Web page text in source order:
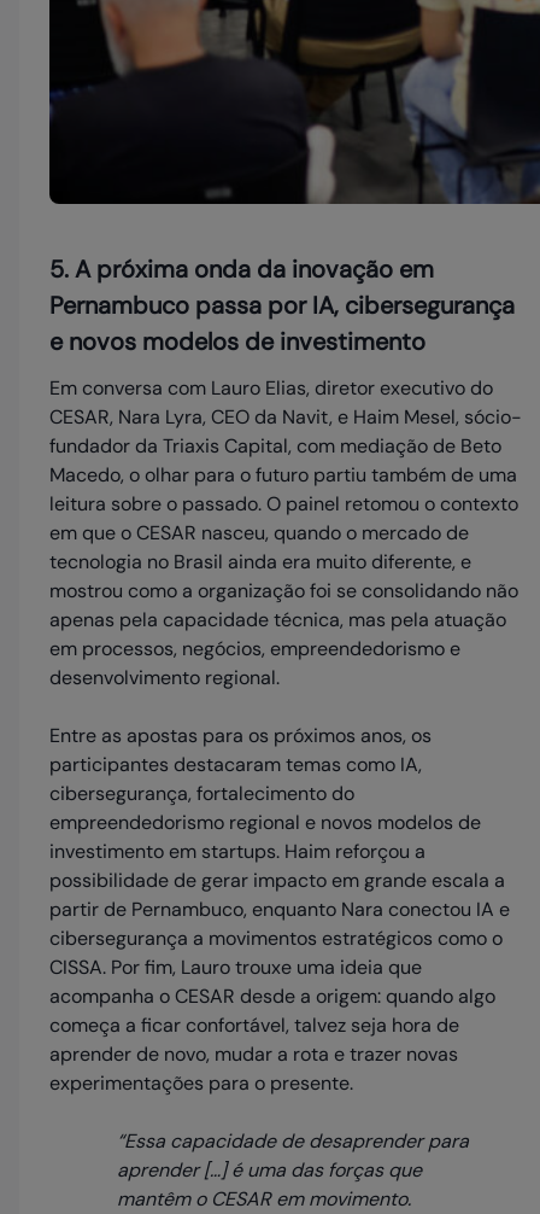
5. A próxima onda da inovação em
Pernambuco passa por IA, cibersegurança
e novos modelos de investimento
Em conversa com Lauro Elias, diretor executivo do
CESAR, Nara Lyra, CEO da Navit, e Haim Mesel, sócio-
fundador da Triaxis Capital, com mediação de Beto
Macedo, o olhar para o futuro partiu também de uma
leitura sobre o passado. O painel retomou o contexto
em que o CESAR nasceu, quando o mercado de
tecnologia no Brasil ainda era muito diferente, e
mostrou como a organização foi se consolidando não
apenas pela capacidade técnica, mas pela atuação
em processos, negócios, empreendedorismo e
desenvolvimento regional.
Entre as apostas para os próximos anos, os
participantes destacaram temas como IA,
cibersegurança, fortalecimento do
empreendedorismo regional e novos modelos de
investimento em startups. Haim reforçou a
possibilidade de gerar impacto em grande escala a
partir de Pernambuco, enquanto Nara conectou IA e
cibersegurança a movimentos estratégicos como o
CISSA. Por fim, Lauro trouxe uma ideia que
acompanha o CESAR desde a origem: quando algo
começa a ficar confortável, talvez seja hora de
aprender de novo, mudar a rota e trazer novas
experimentações para o presente.
“Essa capacidade de desaprender para
aprender […] é uma das forças que
mantêm o CESAR em movimento.